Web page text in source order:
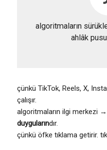
algoritmaların
ahlâk
çünkü TikTok, Reels, X,
çalışır.
algoritmaların ilgi merkezi
duygularındır.
çünkü öfke tıklama getirir.